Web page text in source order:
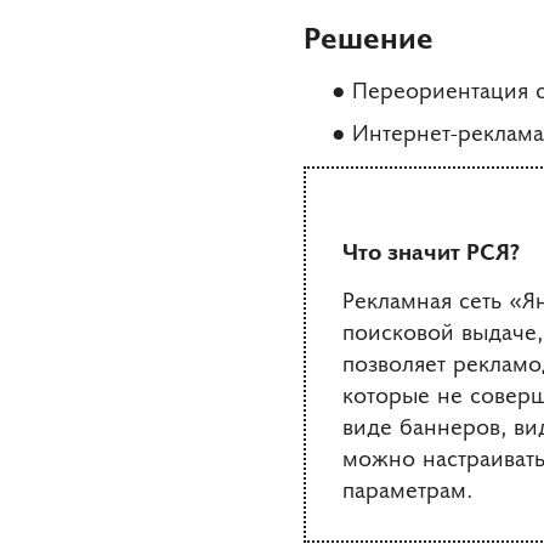
Решение
Переориентация
Интернет-
Что значит РСЯ?
Рекламная сеть
поисковой
позволяет
которые не
виде баннеров,
можно
параметрам.